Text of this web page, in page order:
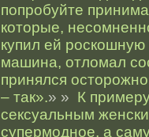
попробуйте
которые,
купил ей роскошную
машина, отломал
принялся
– так».» » К
сексуальным
супермодное, а